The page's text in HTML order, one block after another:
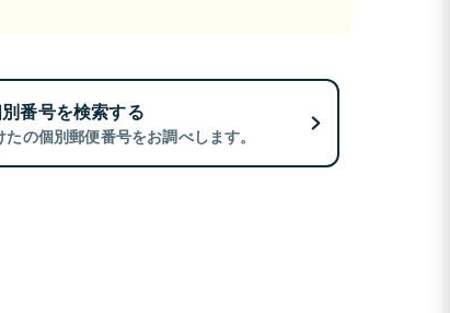
番号を検索する
の個別郵便番号をお調べします。